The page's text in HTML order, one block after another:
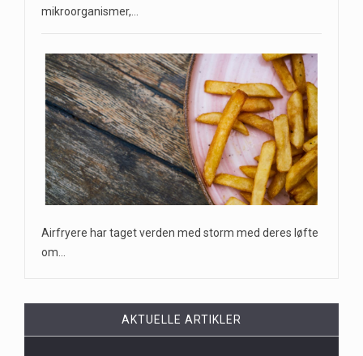
mikroorganismer,…
Airfryere har taget verden med storm med deres løfte
om…
AKTUELLE ARTIKLER